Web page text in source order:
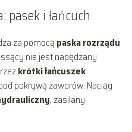
i łańcuch
za pomocą paska rozrządu
nie jest napędzany
krótki łańcuszek
pokrywą zaworów. Naciąg
, zasilany